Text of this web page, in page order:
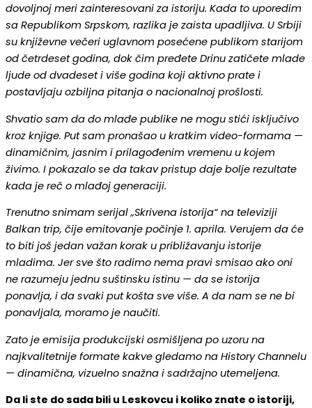
dovoljnoj meri zainteresovani za istoriju. Kada to uporedim
sa Republikom Srpskom, razlika je zaista upadljiva. U Srbiji
su književne večeri uglavnom posećene publikom starijom
od četrdeset godina, dok čim pređete Drinu zatičete mlade
ljude od dvadeset i više godina koji aktivno prate i
postavljaju ozbiljna pitanja o nacionalnoj prošlosti.
Shvatio sam da do mlađe publike ne mogu stići isključivo
kroz knjige. Put sam pronašao u kratkim video-formama —
dinamičnim, jasnim i prilagođenim vremenu u kojem
živimo. I pokazalo se da takav pristup daje bolje rezultate
kada je reč o mlađoj generaciji.
Trenutno snimam serijal „Skrivena istorija“ na televiziji
Balkan trip, čije emitovanje počinje 1. aprila. Verujem da će
to biti još jedan važan korak u približavanju istorije
mladima. Jer sve što radimo nema pravi smisao ako oni
ne razumeju jednu suštinsku istinu — da se istorija
ponavlja, i da svaki put košta sve više. A da nam se ne bi
ponavljala, moramo je naučiti.
Zato je emisija produkcijski osmišljena po uzoru na
najkvalitetnije formate kakve gledamo na History Channelu
— dinamična, vizuelno snažna i sadržajno utemeljena.
Da li ste do sada bili u Leskovcu i koliko znate o istoriji,